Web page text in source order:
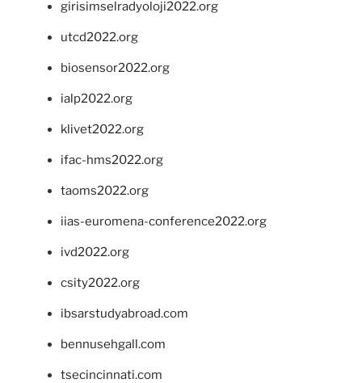
girisimselradyoloji2022.org
utcd2022.org
biosensor2022.org
ialp2022.org
klivet2022.org
ifac-hms2022.org
taoms2022.org
iias-euromena-conference2022.org
ivd2022.org
csity2022.org
ibsarstudyabroad.com
bennusehgall.com
tsecincinnati.com